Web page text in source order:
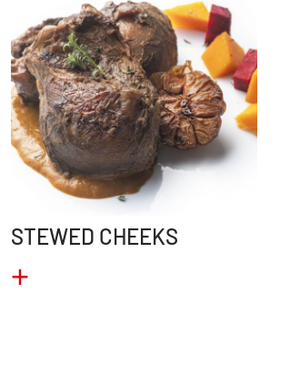
STEWED CHEEKS
+